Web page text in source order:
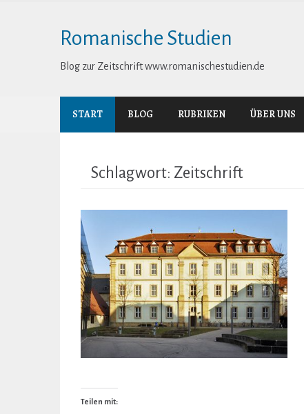
Romanische Studien
Blog zur Zeitschrift www.romanischestudien.de
START BLOG RUBRIKEN ÜBER UNS
Schlagwort: Zeitschrift
Teilen mit: